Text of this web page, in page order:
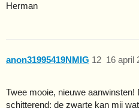
Herman
anon31995419NMIG 16 april
12
Twee mooie, nieuwe aanwinsten!
schitterend; de zwarte kan mij